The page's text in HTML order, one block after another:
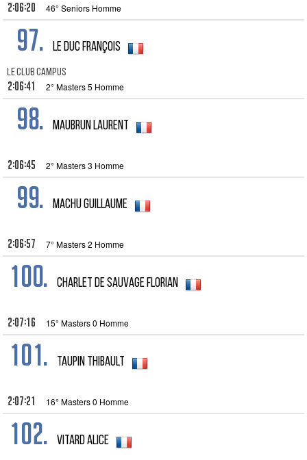
2:06:20 46° Seniors Homme
97. LE DUC François
LE CLUB CAMPUS
2:06:41 2° Masters 5 Homme
98. maubrun laurent
2:06:45 2° Masters 3 Homme
99. Machu Guillaume
2:06:57 7° Masters 2 Homme
100. Charlet de Sauvage Florian
2:07:16 15° Masters 0 Homme
101. Taupin Thibault
2:07:21 16° Masters 0 Homme
102. vitard Alice